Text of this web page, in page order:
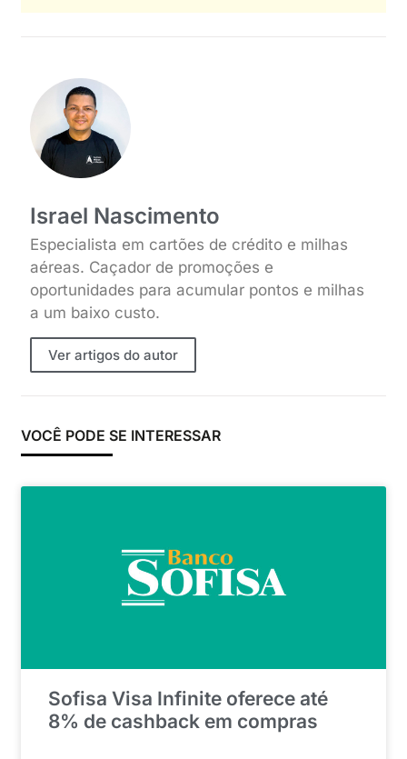
Israel Nascimento
Especialista em cartões de crédito e milhas
aéreas. Caçador de promoções e
oportunidades para acumular pontos e milhas
a um baixo custo.
Ver artigos do autor
VOCÊ PODE SE INTERESSAR
Sofisa Visa Infinite oferece até
8% de cashback em compras